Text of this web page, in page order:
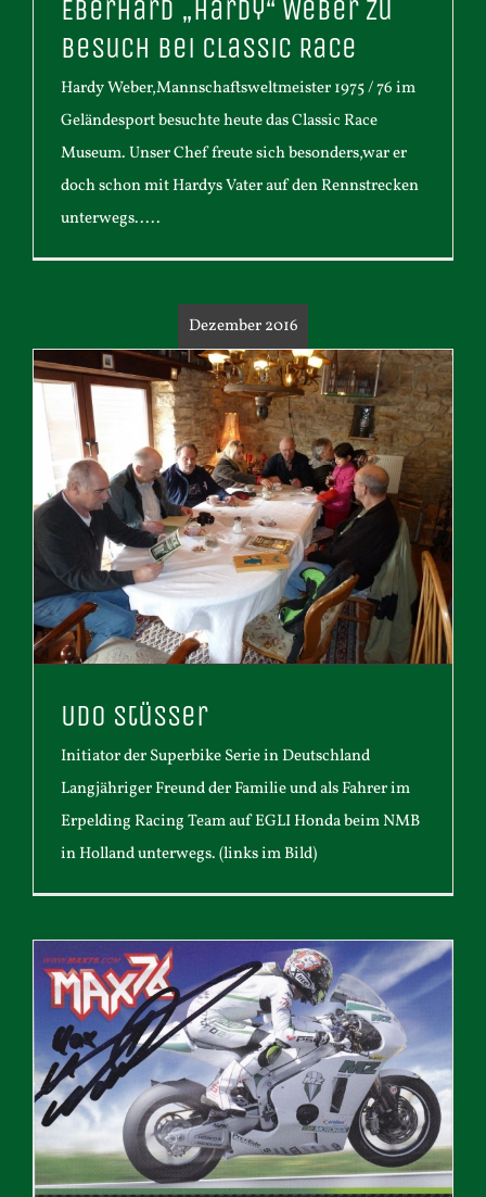
Eberhard „Hardy“ Weber zu
Besuch bei Classic Race
Hardy Weber,Mannschaftsweltmeister 1975 / 76 im
Geländesport besuchte heute das Classic Race
Museum. Unser Chef freute sich besonders,war er
doch schon mit Hardys Vater auf den Rennstrecken
unterwegs.....
Dezember 2016
Udo Stüsser
Initiator der Superbike Serie in Deutschland
Langjähriger Freund der Familie und als Fahrer im
Erpelding Racing Team auf EGLI Honda beim NMB
in Holland unterwegs. (links im Bild)